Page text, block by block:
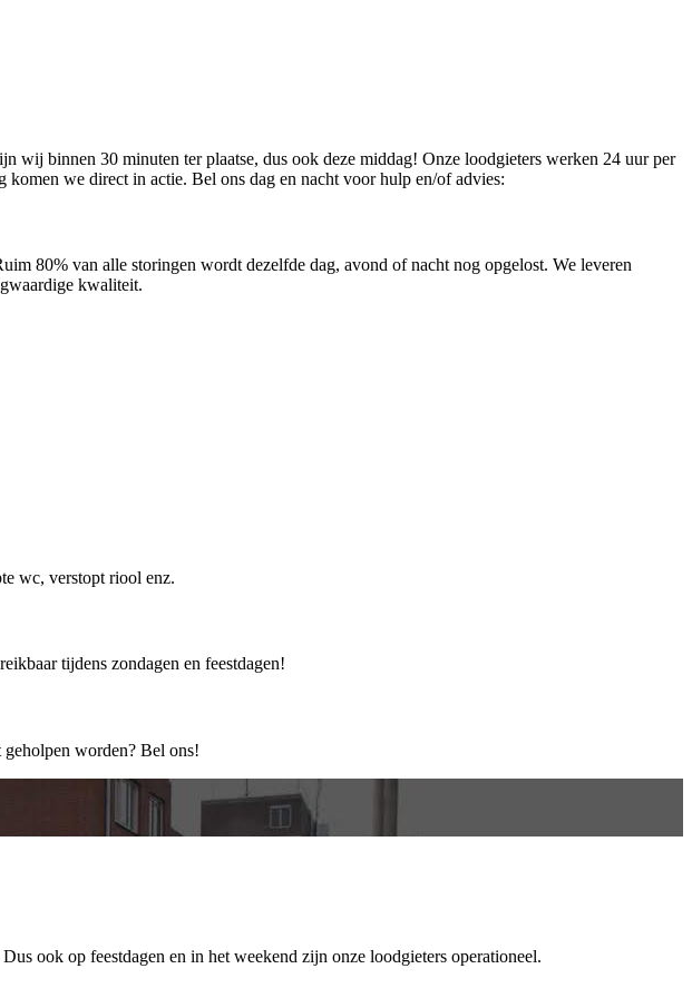
wij binnen 30 minuten ter plaatse, dus ook deze middag! Onze loodgieters werken 24 uur per
we direct in actie. Bel ons dag en nacht voor hulp en/of advies:
80% van alle storingen wordt dezelfde dag, avond of nacht nog opgelost. We leveren
kwaliteit.
wc, verstopt riool enz.
tijdens zondagen en feestdagen!
worden? Bel ons!
Dus ook op feestdagen en in het weekend zijn onze loodgieters operationeel.